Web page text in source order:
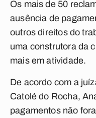
Os mais de 50
ausência de
outros direitos do
uma construtora da
mais em atividade.
De acordo com a
Catolé do Rocha,
pagamentos não